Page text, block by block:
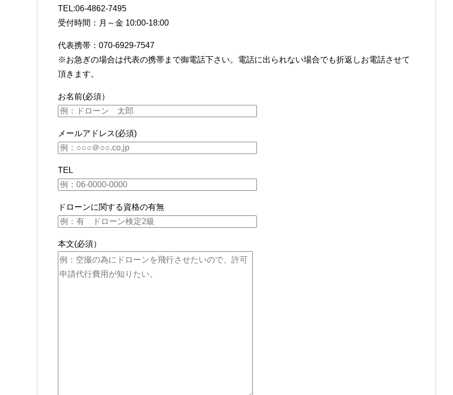
TEL:06-4862-7495
受付時間：月～金 10:00-18:00
代表携帯：070-6929-7547
※お急ぎの場合は代表の携帯まで御電話下さい。電話に出られない場合でも折返しお電話させて
頂きます。
お名前(必須）
メールアドレス(必須)
TEL
ドローンに関する資格の有無
本文(必須）